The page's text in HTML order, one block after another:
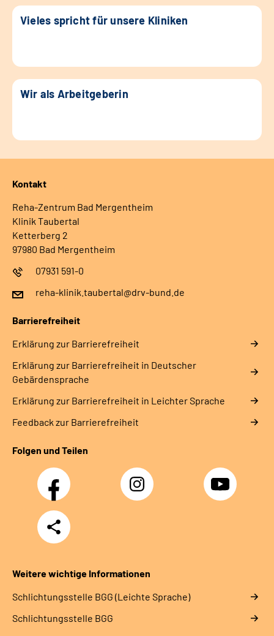
Vieles spricht für unsere Kliniken
Wir als Arbeitgeberin
Kontakt
Reha-Zentrum Bad Mergentheim
Klinik Taubertal
Ketterberg 2
97980 Bad Mergentheim
07931 591-0
reha-klinik.taubertal@drv-bund.de
Barrierefreiheit
Erklärung zur Barrierefreiheit
Erklärung zur Barrierefreiheit in Deutscher
Gebärdensprache
Erklärung zur Barrierefreiheit in Leichter Sprache
Feedback zur Barrierefreiheit
Folgen und Teilen
Facebook Instagram YouTube
Teilen
Weitere wichtige Informationen
Schlich­tungs­stel­le BGG (Leichte Sprache)
Schlich­tungs­stel­le BGG